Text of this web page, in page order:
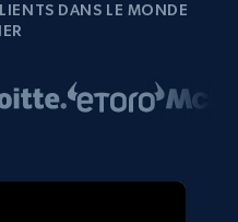
DANS LE MONDE